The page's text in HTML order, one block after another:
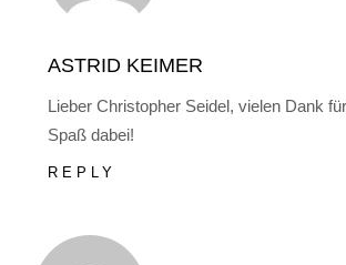
ASTRID KEIMER
Lieber Christopher Seidel, vielen Dank
Spaß dabei!
REPLY